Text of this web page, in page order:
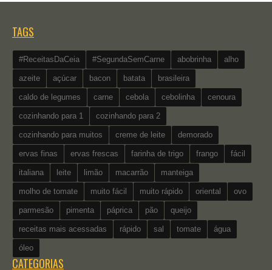
TAGS
#ReceitasDaCeia #SegundaSemCarne abobrinha alho
azeite açúcar bacon batata brasileira
caldo de legumes carne cebola cebolinha cenoura
cozinhando para 1 cozinhando para 2
cozinhando para muitos creme de leite demorado
ervas finas ervas frescas farinha de trigo frango fácil
italiana leite limão macarrão manteiga
molho de tomate muito fácil muito rápido oriental ovo
parmesão pimenta páprica pão queijo
receitas mais acessadas rápido sal tomate água
óleo
CATEGORIAS